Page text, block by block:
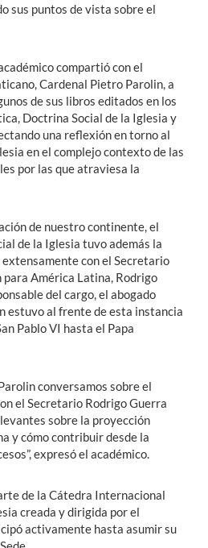
sus puntos de vista sobre el
compartió con el
Cardenal Pietro Parolin, a
de sus libros editados en los
Doctrina Social de la Iglesia y
una reflexión en torno al
en el complejo contexto de las
por las que atraviesa la
de nuestro continente, el
de la Iglesia tuvo además la
con el Secretario
América Latina, Rodrigo
del cargo, el abogado
estuvo al frente de esta instancia
Pablo VI hasta el Papa
conversamos sobre el
el Secretario Rodrigo Guerra
sobre la proyección
y cómo contribuir desde la
expresó el académico.
de la Cátedra Internacional
creada y dirigida por el
activamente hasta asumir su